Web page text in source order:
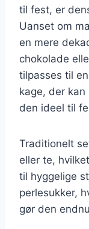
til fest, er
Uanset om
en mere
chokolade
tilpasses til
kage, der
den ideel til
Traditionelt
eller te,
til hyggelige
perlesukker,
gør den